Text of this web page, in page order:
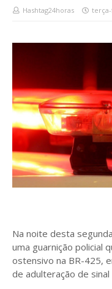
Hashtag24horas
Na noite desta
uma guarnição policial
ostensivo na BR-425,
de adulteração de